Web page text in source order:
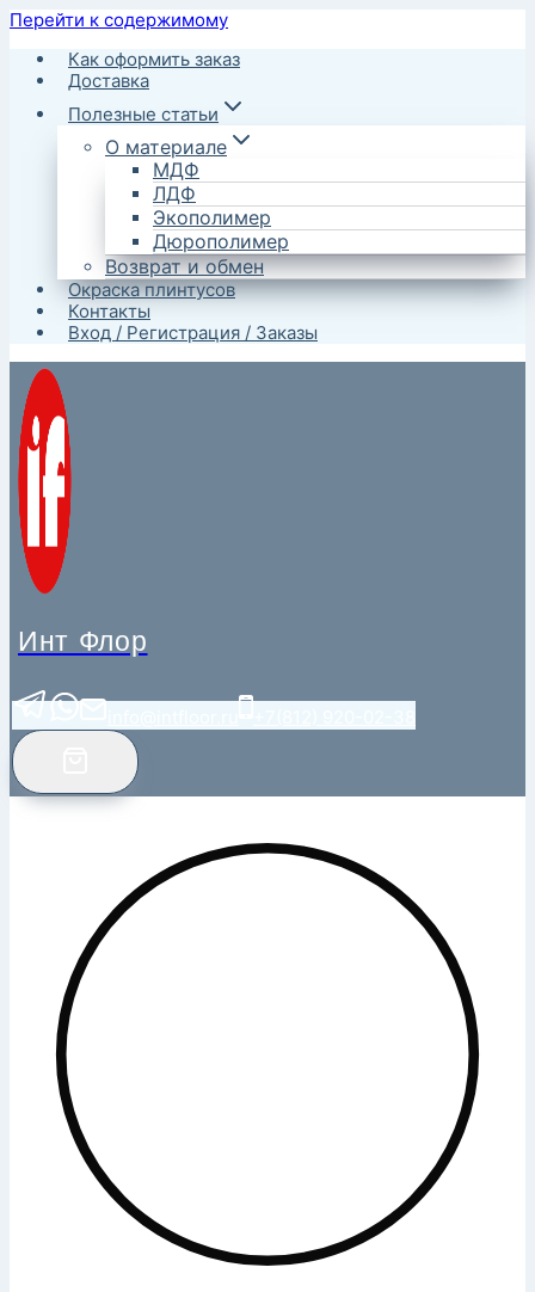
Перейти к содержимому
Как оформить заказ
Доставка
Полезные статьи
О материале
МДФ
ЛДФ
Экополимер
Дюрополимер
Возврат и обмен
Окраска плинтусов
Контакты
Вход / Регистрация / Заказы
Инт Флор